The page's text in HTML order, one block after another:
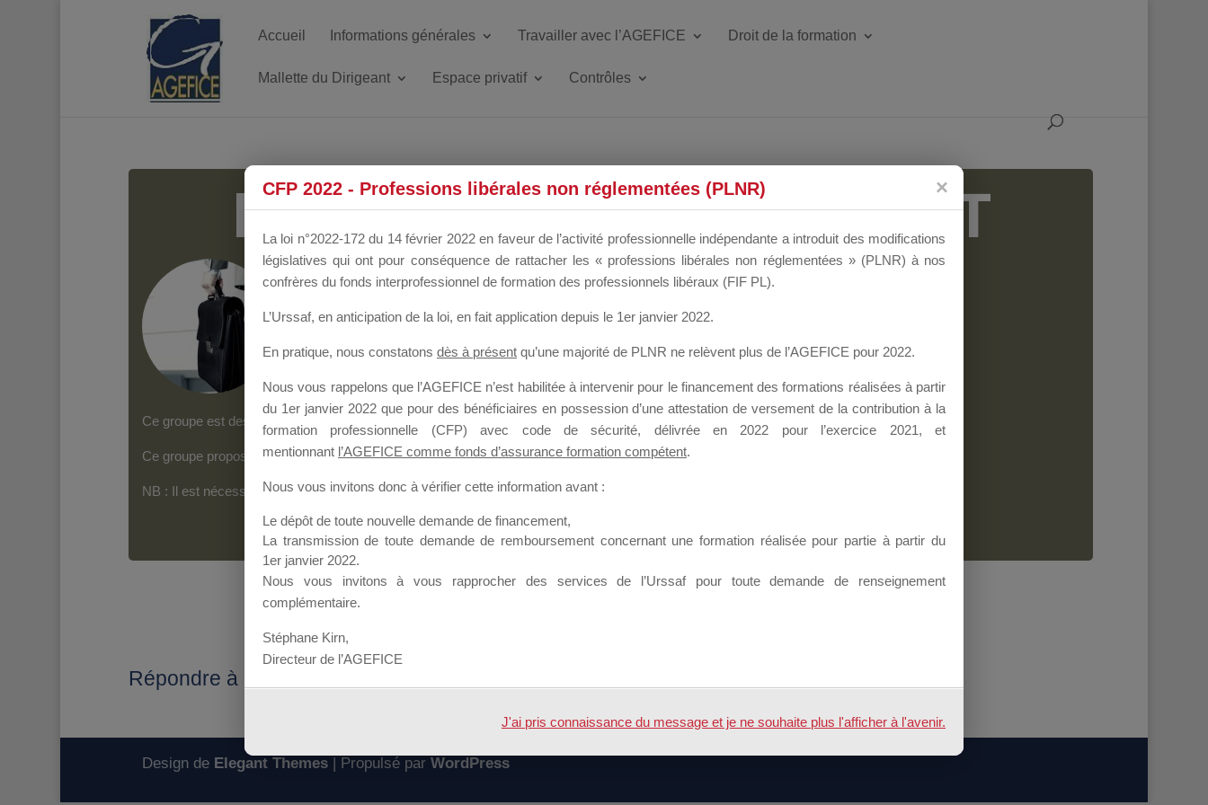
Accueil Informations générales Travailler avec l’AGEFICE Droit de la formation
Mallette du Dirigeant Espace privatif Contrôles
MALLETTE DU DIRIGEANT
Groupe Public il y a un mois
Ce groupe est destiné aux Organismes de Formation qui souhaitent répondre à l’Appel à Propositions Mallette du Dirigeant.
Ce groupe propose un forum dédié au support sur lequel il est possible de laisser un message ou poser une question.
NB : Il est nécessaire d’êtreinscrit(e)pour pouvoir rejoindre ce groupe
Répondre à : Report journée / session formation ou annulation de session
Design de Elegant Themes| Propulsé par WordPress
CFP 2022 - Professions libérales non réglementées (PLNR)
La loi n°2022-172 du 14 février 2022 en faveur de l’activité professionnelle indépendante a introduit des modifications
législatives qui ont pour conséquence de rattacher les « professions libérales non réglementées » (PLNR) à nos
confrères du fonds interprofessionnel de formation des professionnels libéraux (FIF PL).
L’Urssaf, en anticipation de la loi, en fait application depuis le 1er janvier 2022.
En pratique, nous constatons dès à présent qu’une majorité de PLNR ne relèvent plus de l’AGEFICE pour 2022.
Nous vous rappelons que l’AGEFICE n’est habilitée à intervenir pour le financement des formations réalisées à partir
du 1er janvier 2022 que pour des bénéficiaires en possession d’une attestation de versement de la contribution à la
formation professionnelle (CFP) avec code de sécurité, délivrée en 2022 pour l’exercice 2021, et
mentionnant l’AGEFICE comme fonds d’assurance formation compétent.
Nous vous invitons donc à vérifier cette information avant :
Le dépôt de toute nouvelle demande de financement,
La transmission de toute demande de remboursement concernant une formation réalisée pour partie à partir du
1er janvier 2022.
Nous vous invitons à vous rapprocher des services de l’Urssaf pour toute demande de renseignement
complémentaire.
Stéphane Kirn,
Directeur de l’AGEFICE
J'ai pris connaissance du message et je ne souhaite plus l'afficher à l'avenir.